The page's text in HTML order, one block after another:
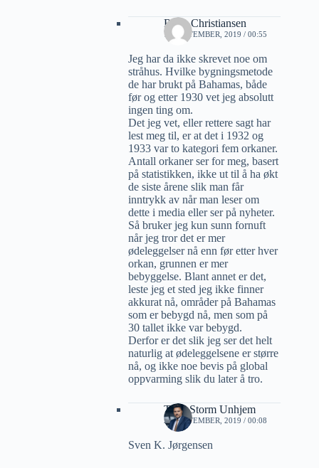
Rune Christiansen
19 SEPTEMBER, 2019 / 00:55
Jeg har da ikke skrevet noe om
stråhus. Hvilke bygningsmetode
de har brukt på Bahamas, både
før og etter 1930 vet jeg absolutt
ingen ting om.
Det jeg vet, eller rettere sagt har
lest meg til, er at det i 1932 og
1933 var to kategori fem orkaner.
Antall orkaner ser for meg, basert
på statistikken, ikke ut til å ha økt
de siste årene slik man får
inntrykk av når man leser om
dette i media eller ser på nyheter.
Så bruker jeg kun sunn fornuft
når jeg tror det er mer
ødeleggelser nå enn før etter hver
orkan, grunnen er mer
bebyggelse. Blant annet er det,
leste jeg et sted jeg ikke finner
akkurat nå, områder på Bahamas
som er bebygd nå, men som på
30 tallet ikke var bebygd.
Derfor er det slik jeg ser det helt
naturlig at ødeleggelsene er større
nå, og ikke noe bevis på global
oppvarming slik du later å tro.
Terje Storm Unhjem
20 SEPTEMBER, 2019 / 00:08
Sven K. Jørgensen